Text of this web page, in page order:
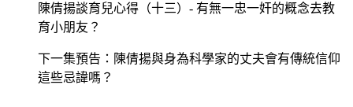
陳倩揚談育兒心得（十三）- 有無一忠一奸的概念去教
育小朋友？
下一集預告：陳倩揚與身為科學家的丈夫會有傳統信仰
這些忌諱嗎？